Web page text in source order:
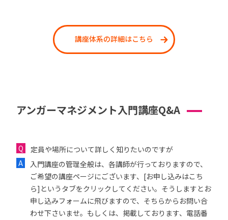
講座体系の詳細はこちら
アンガーマネジメント入門講座Q&A
定員や場所について詳しく知りたいのですが
入門講座の管理全般は、各講師が行っておりますので、
ご希望の講座ページにございます、[お申し込みはこち
ら]というタブをクリックしてください。そうしますとお
申し込みフォームに飛びますので、そちらからお問い合
わせ下さいませ。もしくは、掲載しております、電話番